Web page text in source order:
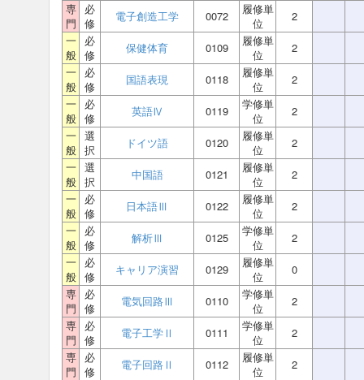
専
門
必
修
電子創造工学 0072
履修単
位
2
一
般
必
修
保健体育 0109
履修単
位
2
一
般
必
修
国語表現 0118
履修単
位
2
一
般
必
修
英語Ⅳ 0119
学修単
位
2
一
般
選
択
ドイツ語 0120
履修単
位
2
一
般
選
択
中国語 0121
履修単
位
2
一
般
必
修
日本語Ⅲ 0122
履修単
位
2
一
般
必
修
解析Ⅲ 0125
学修単
位
2
一
般
必
修
キャリア演習 0129
履修単
位
0
専
門
必
修
電気回路Ⅲ 0110
学修単
位
2
専
門
必
修
電子工学Ⅱ 0111
学修単
位
2
専
門
必
修
電子回路Ⅱ 0112
履修単
位
2